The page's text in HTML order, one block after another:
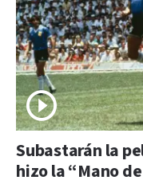
Subastarán la
hizo la “Mano